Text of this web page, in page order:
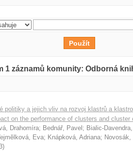
1 záznamů komunity: Odborná
politiky a jejich vliv na rozvoj klastrů a
on the performance of clusters and cluster
Drahomíra; Bednář, Pavel ; Bialic-
Eva; Knápková, Adriana;
)